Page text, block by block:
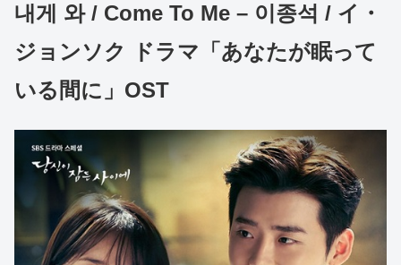
내게 와 / Come To Me – 이종석 / イ・
ジョンソク ドラマ「あなたが眠って
いる間に」OST